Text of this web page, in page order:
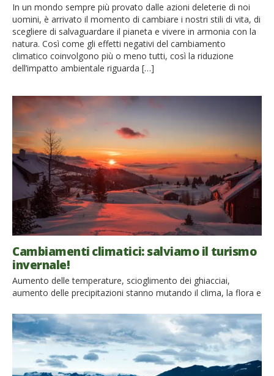
In un mondo sempre più provato dalle azioni deleterie di noi
uomini, è arrivato il momento di cambiare i nostri stili di vita, di
scegliere di salvaguardare il pianeta e vivere in armonia con la
natura. Così come gli effetti negativi del cambiamento
climatico coinvolgono più o meno tutti, così la riduzione
dell’impatto ambientale riguarda […]
Cambiamenti climatici: salviamo il turismo
invernale!
Aumento delle temperature, scioglimento dei ghiacciai,
aumento delle precipitazioni stanno mutando il clima, la flora e
destinato a cambiare. Parola della scienza. Per gli amanti del
turismo invernale, dello scii, dello snow e della neve, ahimè
ecco una cattiva notizia! Secondo il “Rapporto Clima” del
Centro […]